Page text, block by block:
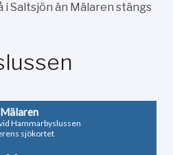
Saltsjön än Mälaren stängs